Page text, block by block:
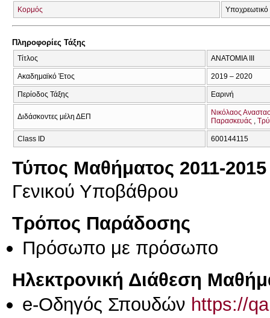
Κορμός
Υποχρεωτικό
Πληροφορίες Τάξης
Τίτλος ΑΝΑΤΟΜΙΑ ΙΙΙ
Ακαδημαϊκό Έτος 2019 – 2020
Περίοδος Τάξης Εαρινή
Διδάσκοντες μέλη ΔΕΠ
Νικόλαος
Παρασκευάς
Class ID 600144115
Τύπος Μαθήματος 2011-2015
Γενικού Υποβάθρου
Τρόπος Παράδοσης
Πρόσωπο με πρόσωπο
Ηλεκτρονική Διάθεση
e-Οδηγός Σπουδών https://